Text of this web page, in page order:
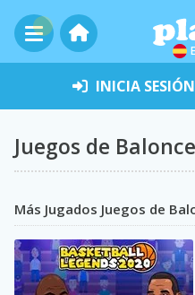
INICIA SESIÓN
Juegos de
Más Jugados Juegos de